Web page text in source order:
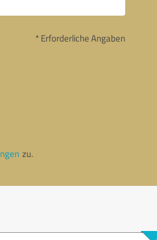
* Erforderliche Angaben
zu.